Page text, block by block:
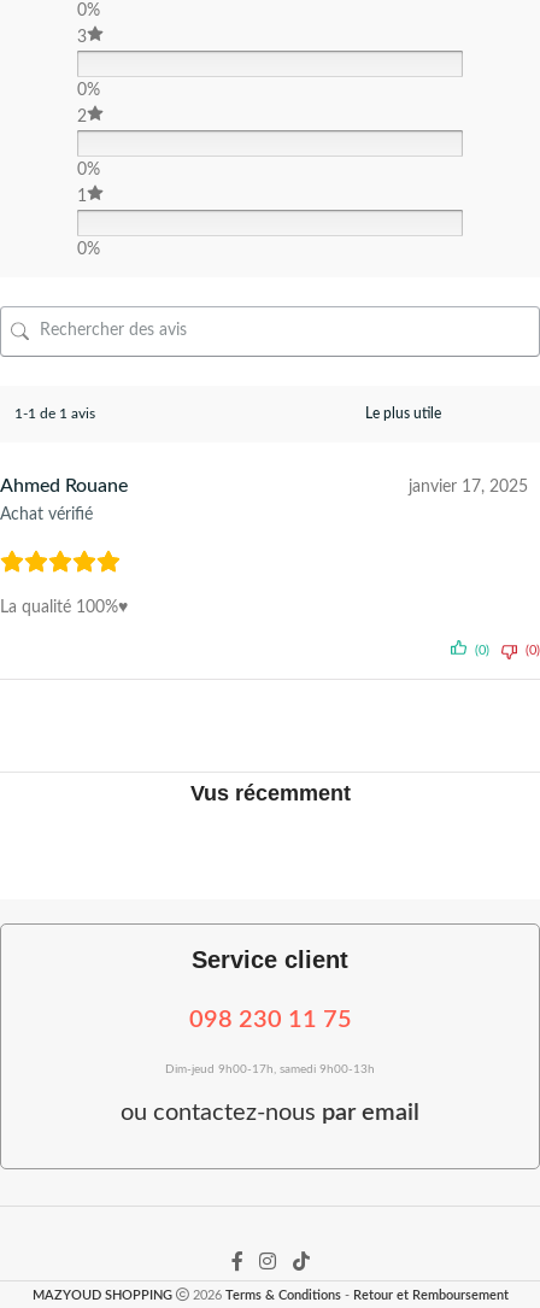
0%
3
0%
2
0%
1
0%
1-1 de 1 avis
Ahmed Rouane
Achat vérifié
janvier 17, 2025
La qualité 100%♥️
(0) (0)
Vus récemment
Service client
098 230 11 75
Dim-jeud 9h00-17h, samedi 9h00-13h
ou contactez-nous par email
MAZYOUD SHOPPING 2026 Terms & Conditions - Retour et Remboursement